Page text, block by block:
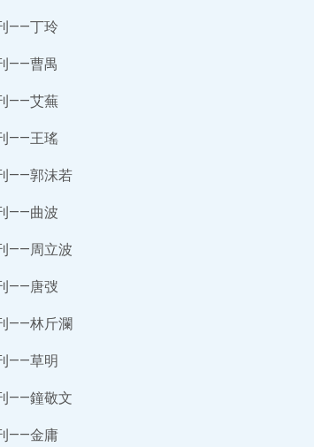
——丁玲
——曹禺
——艾蕪
——王瑤
——郭沫若
——曲波
——周立波
——唐弢
——林斤瀾
——草明
——鐘敬文
——金庸